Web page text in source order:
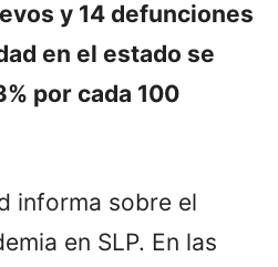
y 14 defunciones
en el estado se
por cada 100
informa sobre el
en SLP. En las